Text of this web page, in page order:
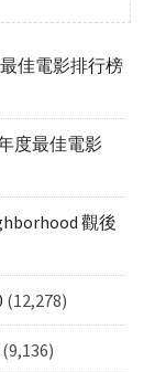
佳電影排行榜
度最佳電影
觀後
(12,278)
(9,136)